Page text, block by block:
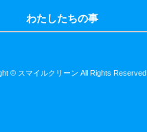
わたしたちの事
© スマイルクリーン All Rights Reserved.